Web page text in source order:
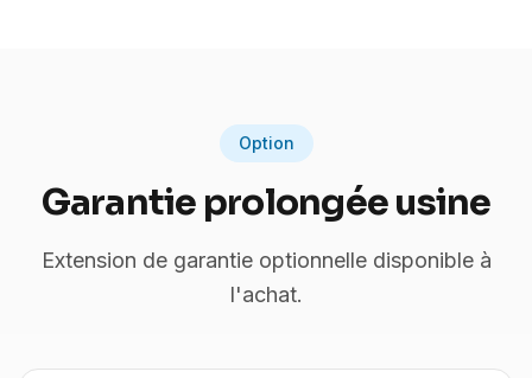
Option
Garantie prolongée usine
Extension de garantie optionnelle disponible à
l'achat.